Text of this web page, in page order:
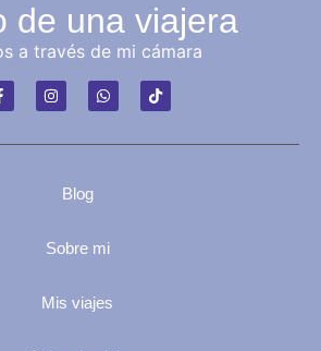
de una viajera
a través de mi cámara
Blog
Sobre mi
Mis viajes